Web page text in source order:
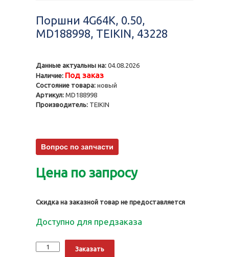
Поршни 4G64K, 0.50,
MD188998, TEIKIN, 43228
Данные актуальны на: 04.08.2026
Наличие: Под заказ
Состояние товара: новый
Артикул: MD188998
Производитель: TEIKIN
Цена по запросу
Скидка на заказной товар не предоставляется
Доступно для предзаказа
Количество
Поршни
Заказать